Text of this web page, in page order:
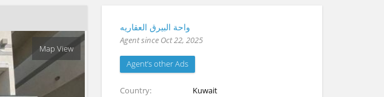
واحة البيرق العقاريه
Agent since Oct 22, 2025
Agent’s other Ads
Country
Kuwait
Map View